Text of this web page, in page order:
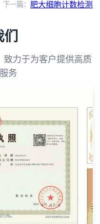
下一篇： 肥大细胞计数检测
致力于为客户提供高质
务